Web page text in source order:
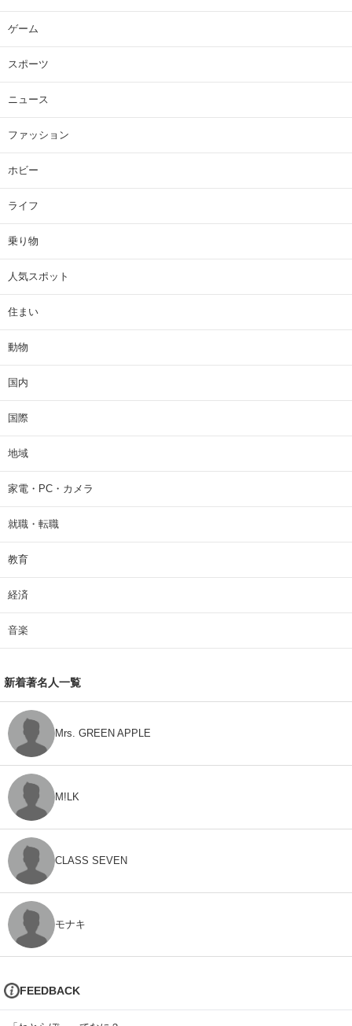
ゲーム
スポーツ
ニュース
ファッション
ホビー
ライフ
乗り物
人気スポット
住まい
動物
国内
国際
地域
家電・PC・カメラ
就職・転職
教育
経済
音楽
新着著名人一覧
Mrs. GREEN APPLE
M!LK
CLASS SEVEN
モナキ
FEEDBACK